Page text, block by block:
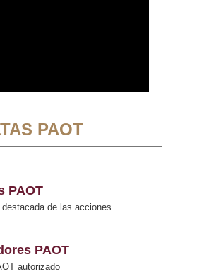
PAOT
PAOT
destacada de las acciones
PAOT
autorizado